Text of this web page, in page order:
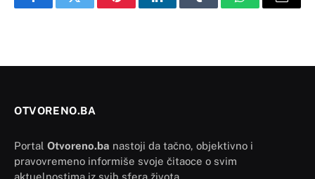
FacebookTwitter PinterestLinkedInTumblr WhatsAppEmail
OTVORENO.BA
Portal Otvoreno.ba nastoji da tačno, objektivno i
pravovremeno informiše svoje čitaoce o svim
aktuelnostima iz svih sfera života.